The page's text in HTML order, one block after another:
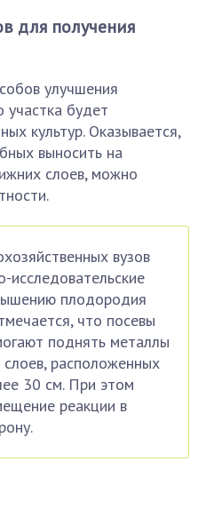
для получения
улучшения
участка будет
культур. Оказывается,
выносить на
слоев, можно
вузов
исследовательские
плодородия
что посевы
поднять металлы
расположенных
30 см. При этом
реакции в